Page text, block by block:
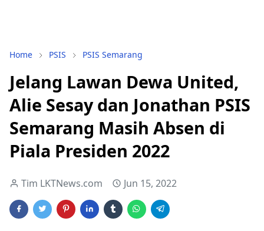
Home PSIS PSIS Semarang
Jelang Lawan Dewa United,
Alie Sesay dan Jonathan PSIS
Semarang Masih Absen di
Piala Presiden 2022
Tim LKTNews.com Jun 15, 2022